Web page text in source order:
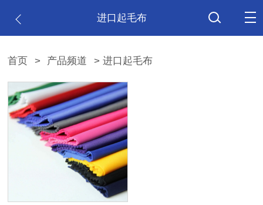
进口起毛布
首页 > 产品频道 > 进口起毛布